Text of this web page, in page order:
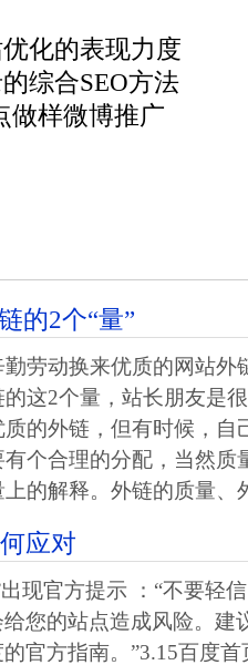
化的表现力度
综合SEO方法
做样微博推广
的2个“量”
劳动换来优质的网站外
这2个量，站长朋友是
的外链，但有时候，自
个合理的分配，当然质
的解释。外链的质量、
应对
现官方提示 ：“不要轻
您的站点造成风险。建
官方指南。”3.15百度